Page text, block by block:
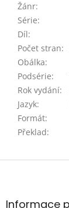
Žánr:
Série:
Díl:
Počet stran:
Obálka:
Podsérie:
Rok vydání:
Jazyk:
Formát:
Překlad:
Z
aInformace